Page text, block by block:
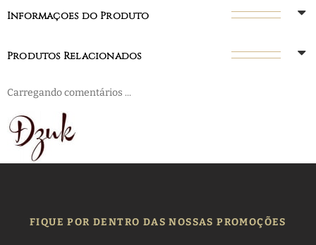
Informações do Produto
Produtos Relacionados
Carregando comentários ...
FIQUE POR DENTRO DAS NOSSAS PROMOÇÕES